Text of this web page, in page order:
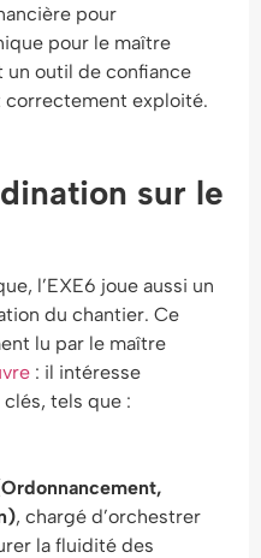
pour
pour le maître
outil de confiance
correctement exploité.
sur le
l’EXE6 joue aussi un
du chantier. Ce
lu par le maître
: il intéresse
tels que :
, chargé d’orchestrer
la fluidité des